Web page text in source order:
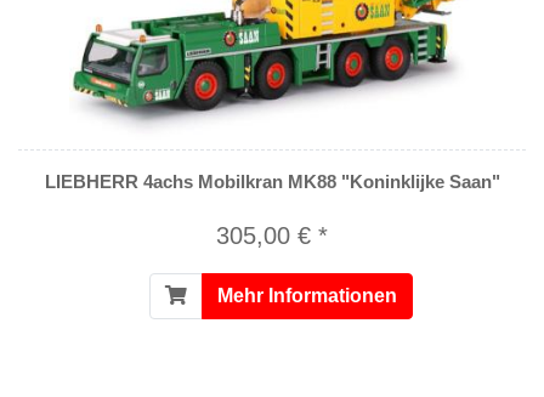
LIEBHERR 4achs Mobilkran MK88 "Koninklijke Saan"
305,00 € *
Mehr Informationen